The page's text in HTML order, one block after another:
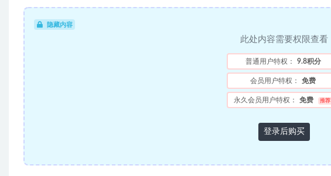
隐藏内容
此处内容需要权限查看
普通用户特权： 9.8积分
会员用户特权： 免费
永久会员用户特权： 免费 推荐
登录后购买